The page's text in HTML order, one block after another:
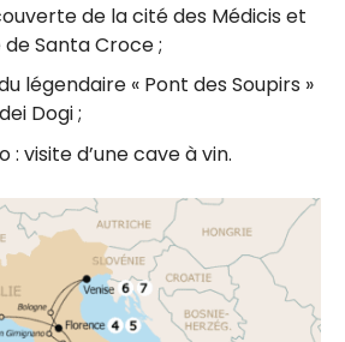
de la cité des Médicis et
Santa Croce ;
légendaire « Pont des Soupirs »
Dogi ;
: visite d’une cave à vin.